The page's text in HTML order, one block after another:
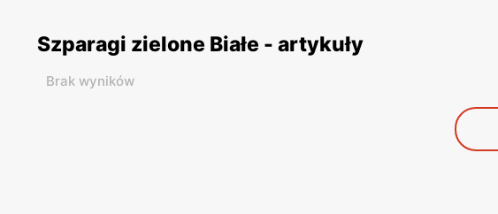
Szparagi zielone Białe - artykuły
Brak wyników